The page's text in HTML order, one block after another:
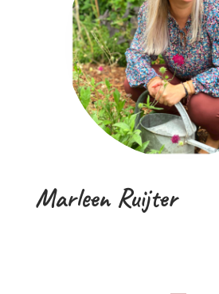
Marleen Ruijter